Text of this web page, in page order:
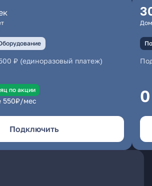
₽ (единоразовый платеж)
по акции
550₽/мес
Подключить
0